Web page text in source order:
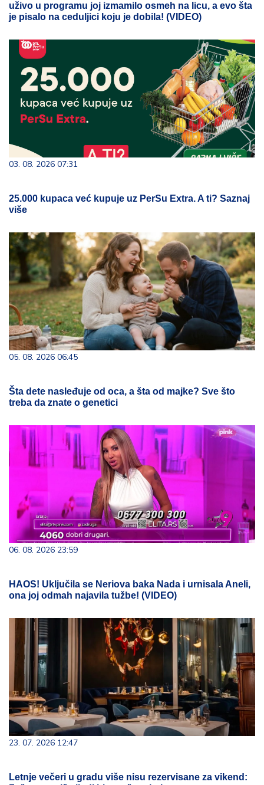
uživo u programu joj izmamilo osmeh na licu, a evo šta
je pisalo na ceduljici koju je dobila! (VIDEO)
03. 08. 2026 07:31
25.000 kupaca već kupuje uz PerSu Extra. A ti? Saznaj
više
05. 08. 2026 06:45
Šta dete nasleđuje od oca, a šta od majke? Sve što
treba da znate o genetici
06. 08. 2026 23:59
HAOS! Uključila se Neriova baka Nada i urnisala Aneli,
ona joj odmah najavila tužbe! (VIDEO)
23. 07. 2026 12:47
Letnje večeri u gradu više nisu rezervisane za vikend: